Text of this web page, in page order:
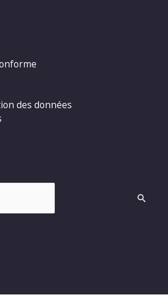
des données